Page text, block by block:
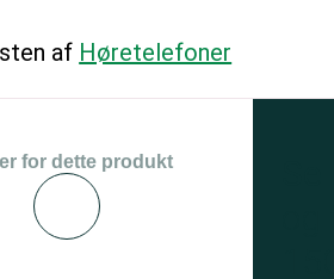
af Høretelefoner
for dette produkt